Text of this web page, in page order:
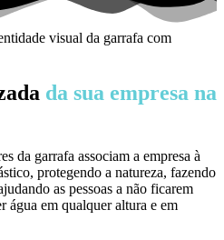
da sua empresa na
da garrafa associam a empresa à
protegendo a natureza, fazendo
as pessoas a não ficarem
água em qualquer altura e em